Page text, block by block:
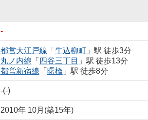
-
都営大江戸線 「 牛込柳町」駅 徒歩3分
丸ノ内線 「 四谷三丁目 」駅 徒歩13分
都営新宿線 「 曙橋 」駅 徒歩8分
-(-)
2010年 10月(築15年)